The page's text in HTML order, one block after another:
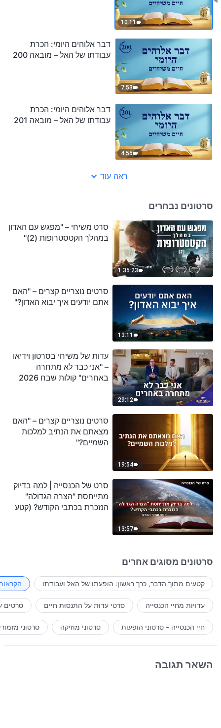
10:11
7:53
דבר אלוהים היומי: הכרת
עבודתו של האל – מובאה 200
4:55
דבר אלוהים היומי: הכרת
עבודתו של האל – מובאה 201
ראה עוד
סרטונים נבחרים
1:35:23
סרט משיחי – "מפגש עם האדון
במהלך הקטסטרופות (2)"
13:11
סרטים נוצריים קצרים – "האם
אתם יודעים איך יבוא האדון?"
29:12
עדות של משיחי בסרטון וידיאו
– "אני כבר לא מתחרה
באחרים" קולות שבח 2026
19:54
סרטים נוצריים קצרים – "האם
מצאתם את הנתיב למלכות
השמיים?"
13:57
סרט של הכנסייה | למה בדיוק
מתייחסת "הצרה הגדולה"
הנזכרת בכתבי הקודש? (קטע
סרטונים מסוגים אחרים
קטעים מתוך הדבר, כרך ראשון: הופעתו של האל ועבודתו
עדויות מחיי הכנסייה סרטי עדוּת על התנסוּת חיים סרטים
חיי הכנסייה – סרטוני הופעות סרטוני מוזיקה סרטוני
השאר תגובה